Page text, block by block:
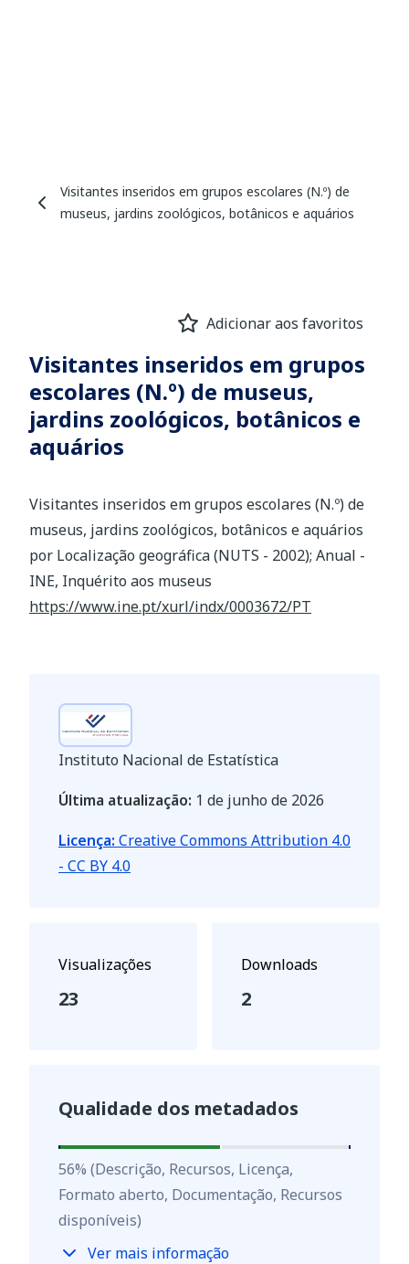
Visitantes inseridos em grupos escolares (N.º) de
museus, jardins zoológicos, botânicos e aquários
Adicionar aos favoritos
Visitantes inseridos em grupos
escolares (N.º) de museus,
jardins zoológicos, botânicos e
aquários
Visitantes inseridos em grupos escolares (N.º) de
museus, jardins zoológicos, botânicos e aquários
por Localização geográfica (NUTS - 2002); Anual -
INE, Inquérito aos museus
https://www.ine.pt/xurl/indx/0003672/PT
Instituto Nacional de Estatística
Última atualização: 1 de junho de 2026
Licença: Creative Commons Attribution 4.0
- CC BY 4.0
Visualizações
23
Downloads
2
Qualidade dos metadados
56%
56% (Descrição, Recursos, Licença,
Formato aberto, Documentação, Recursos
disponíveis)
Ver mais informação